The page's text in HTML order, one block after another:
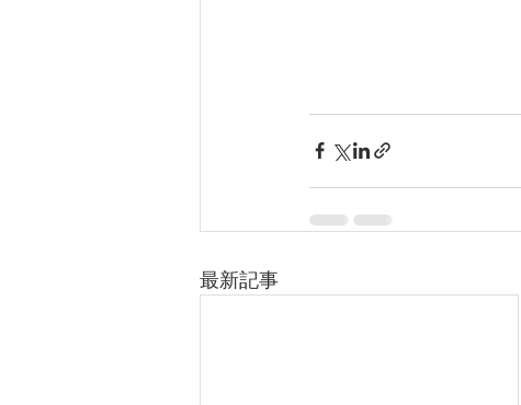
最新記事